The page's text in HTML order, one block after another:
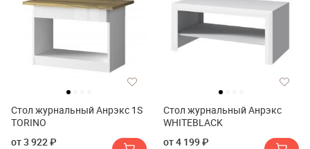
Стол журнальный Анрэкс 1S
TORINO
от 3 922 ₽
Стол журнальный Анрэкс
WHITEBLACK
от 4 199 ₽